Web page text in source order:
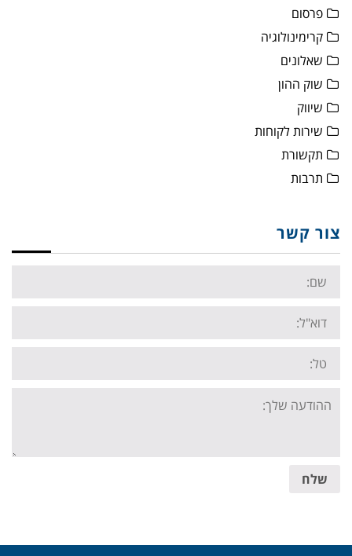
פרסום
קרימינולוגיה
שאלונים
שוק ההון
שיווק
שירות לקוחות
תקשורת
תרבות
צור קשר
Name:
Email:
Tel:
Your
message:
שלח